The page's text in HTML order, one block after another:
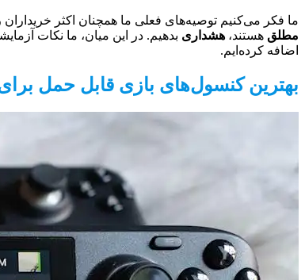
ما فکر می‌کنیم توصیه‌های فعلی ما همچنان اکثر خریداران
مطلق هستند، هشداری
اضافه کرده‌ایم.
بهترین کنسول‌های بازی قابل حمل برای